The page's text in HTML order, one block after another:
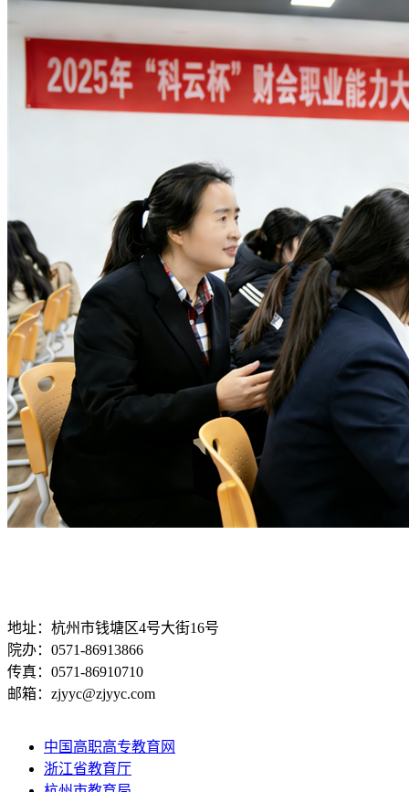
地址：杭州市钱塘区4号大街16号
院办：0571-86913866
传真：0571-86910710
邮箱：zjyyc@zjyyc.com
中国高职高专教育网
浙江省教育厅